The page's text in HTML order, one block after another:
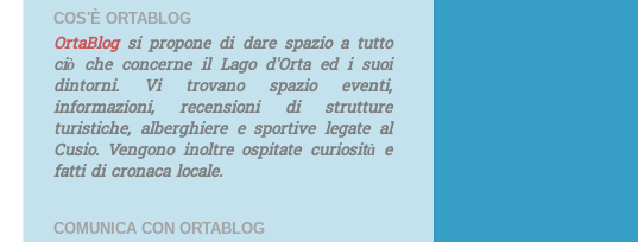
COS'È ORTABLOG
OrtaBlog si propone di dare spazio a tutto
ciò che concerne il Lago d'Orta ed i suoi
dintorni. Vi trovano spazio eventi,
informazioni, recensioni di strutture
turistiche, alberghiere e sportive legate al
Cusio. Vengono inoltre ospitate curiosità e
fatti di cronaca locale.
COMUNICA CON ORTABLOG